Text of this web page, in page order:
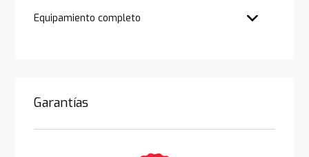
Equipamiento completo
Garantías